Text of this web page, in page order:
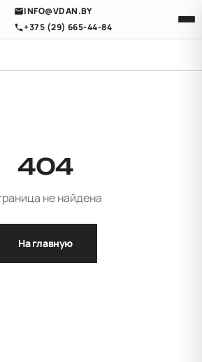
INFO@VDAN.BY
+375 (29) 665-44-84
404
не найдена
На главную